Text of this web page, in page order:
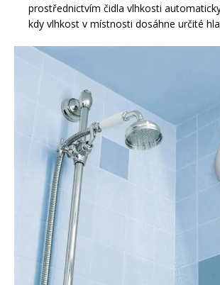
prostřednictvím čidla vlhkosti
kdy vlhkost v místnosti dosáhne určité